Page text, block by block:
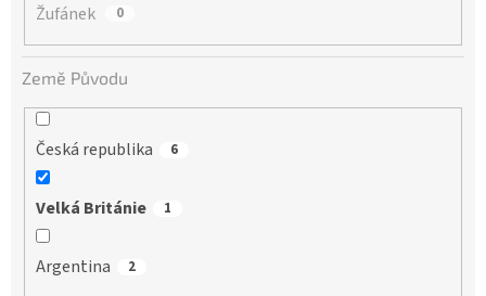
Žufánek 0
Země Původu
Česká republika 6
Velká Británie 1
Argentina 2